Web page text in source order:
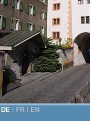
DE FR EN